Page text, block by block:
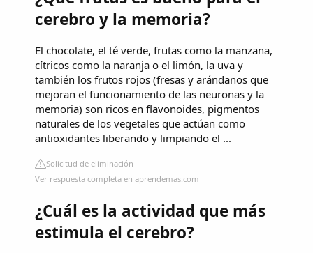
cerebro y la memoria?
El chocolate, el té verde, frutas como la manzana,
cítricos como la naranja o el limón, la uva y
también los frutos rojos (fresas y arándanos que
mejoran el funcionamiento de las neuronas y la
memoria) son ricos en flavonoides, pigmentos
naturales de los vegetales que actúan como
antioxidantes liberando y limpiando el ...
Solicitud de eliminación
Ver respuesta completa en aprendemas.com
¿Cuál es la actividad que más
estimula el cerebro?